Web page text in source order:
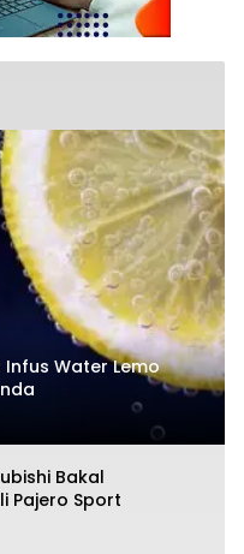
Water Lemo
Bakal
Pajero Sport